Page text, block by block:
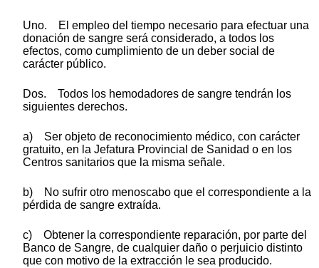
Uno. El empleo del tiempo necesario para efectuar una
donación de sangre será considerado, a todos los
efectos, como cumplimiento de un deber social de
carácter público.
Dos. Todos los hemodadores de sangre tendrán los
siguientes derechos.
a) Ser objeto de reconocimiento médico, con carácter
gratuito, en la Jefatura Provincial de Sanidad o en los
Centros sanitarios que la misma señale.
b) No sufrir otro menoscabo que el correspondiente a la
pérdida de sangre extraída.
c) Obtener la correspondiente reparación, por parte del
Banco de Sangre, de cualquier daño o perjuicio distinto
que con motivo de la extracción le sea producido.